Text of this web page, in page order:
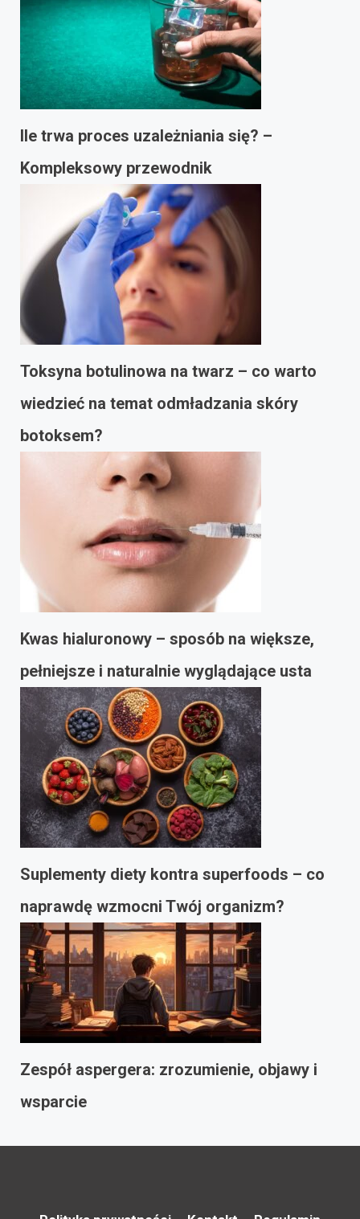
Ile trwa proces uzależniania się? –
Kompleksowy przewodnik
Toksyna botulinowa na twarz – co warto
wiedzieć na temat odmładzania skóry
botoksem?
Kwas hialuronowy – sposób na większe,
pełniejsze i naturalnie wyglądające usta
Suplementy diety kontra superfoods – co
naprawdę wzmocni Twój organizm?
Zespół aspergera: zrozumienie, objawy i
wsparcie